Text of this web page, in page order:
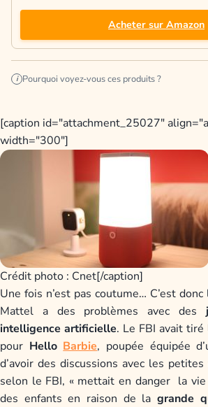
Acheter sur Amazon
i Pourquoi voyez-vous ces produits ?
[caption id="attachment_25027"
width="300"]
Crédit photo : Cnet[/caption]
Une fois n’est pas coutume… C’est
Mattel a des problèmes avec des
intelligence artificielle. Le FBI avait tiré
pour Hello Barbie, poupée équipée
d’avoir des discussions avec les
selon le FBI, « mettait en danger la
des enfants en raison de la grande